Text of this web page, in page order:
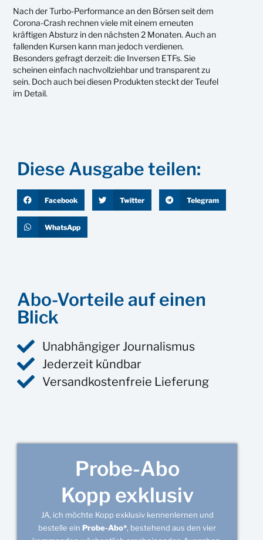
Nach der Turbo-Performance an den Börsen seit dem
Corona-Crash rechnen viele mit einem erneuten
kräftigen Absturz in den nächsten 2 Monaten. Auch an
fallenden Kursen kann man jedoch verdienen.
Besonders gefragt derzeit: die Inversen ETFs. Sie
scheinen einfach nachvollziehbar und transparent zu
sein. Doch auch bei diesen Produkten steckt der Teufel
im Detail.
Diese Ausgabe teilen:
Facebook Twitter Telegram
WhatsApp
Abo-Vorteile auf einen
Blick
Unabhängiger Journalismus
Jederzeit kündbar
Versandkostenfreie Lieferung
Probe-Abo
Kopp exklusiv
JA, ich möchte Kopp exklusiv kennenlernen und
bestelle einProbe-Abo*, bestehend aus den vier